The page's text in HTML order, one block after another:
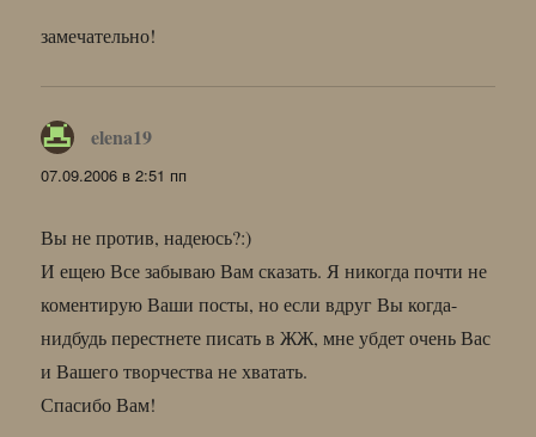
замечательно!
elena19
07.09.2006 в 2:51 пп
Вы не против, надеюсь?:)
И ещею Все забываю Вам сказать. Я никогда почти не
коментирую Ваши посты, но если вдруг Вы когда-
нидбудь перестнете писать в ЖЖ, мне убдет очень Вас
и Вашего творчества не хватать.
Спасибо Вам!